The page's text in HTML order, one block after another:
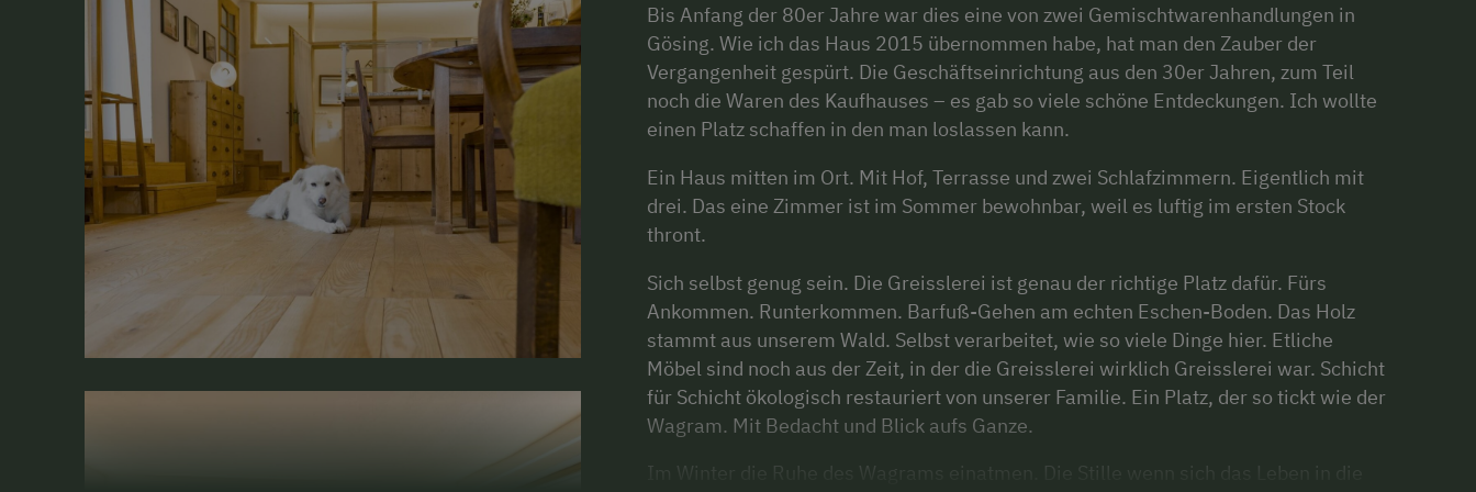
Bis Anfang der 80er Jahre war dies eine von zwei Gemischtwarenhandlungen in
Gösing. Wie ich das Haus 2015 übernommen habe, hat man den Zauber der
Vergangenheit gespürt. Die Geschäftseinrichtung aus den 30er Jahren, zum Teil
noch die Waren des Kaufhauses – es gab so viele schöne Entdeckungen. Ich wollte
einen Platz schaffen in den man loslassen kann.
Ein Haus mitten im Ort. Mit Hof, Terrasse und zwei Schlafzimmern. Eigentlich mit
drei. Das eine Zimmer ist im Sommer bewohnbar, weil es luftig im ersten Stock
thront.
Sich selbst genug sein. Die Greisslerei ist genau der richtige Platz dafür. Fürs
Ankommen. Runterkommen. Barfuß-Gehen am echten Eschen-Boden. Das Holz
stammt aus unserem Wald. Selbst verarbeitet, wie so viele Dinge hier. Etliche
Möbel sind noch aus der Zeit, in der die Greisslerei wirklich Greisslerei war. Schicht
für Schicht ökologisch restauriert von unserer Familie. Ein Platz, der so tickt wie der
Wagram. Mit Bedacht und Blick aufs Ganze.
Im Winter die Ruhe des Wagrams einatmen. Die Stille wenn sich das Leben in die